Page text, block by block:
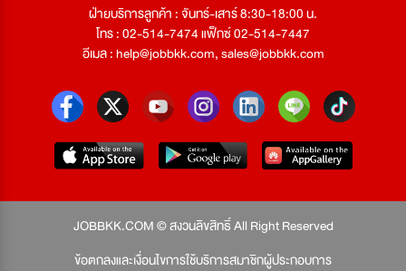
ฝ่ายบริการลูกค้า : จันทร์-เสาร์ 8:30-18:00 น.
โทร : 02-514-7474 แฟ็กซ์ 02-514-7447
อีเมล :help@jobbkk.com,sales@jobbkk.com
JOBBKK.COM © สงวนลิขสิทธิ์ All Right Reserved
ข้อตกลงและเงื่อนไขการใช้บริการสมาชิกผู้ประกอบการ